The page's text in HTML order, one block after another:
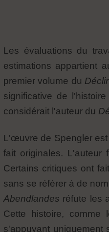
Les évaluations du
estimations appartient
premier volume du
significative de
considérait l'auteur du
L'œuvre de Spengler
fait originales. L'auteur
Certains critiques ont
sans se référer à de
Abendlandes réfute les
Cette histoire, comme
s'appuyant uniquement